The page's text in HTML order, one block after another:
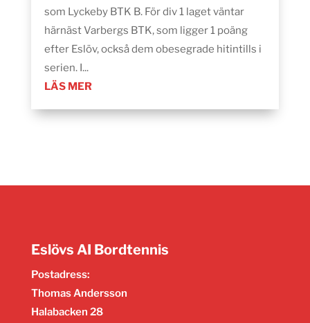
som Lyckeby BTK B. För div 1 laget väntar
härnäst Varbergs BTK, som ligger 1 poäng
efter Eslöv, också dem obesegrade hitintills i
serien. I...
LÄS MER
Eslövs AI Bordtennis
Postadress:
Thomas Andersson
Halabacken 28